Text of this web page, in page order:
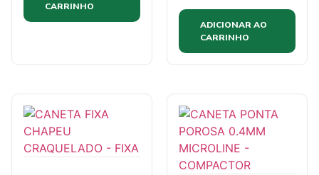
CARRINHO
ADICIONAR AO
CARRINHO